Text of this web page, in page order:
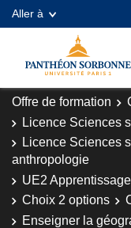
Aller à
Offre de formation
Licence Sciences
Licence Sciences
anthropologie
UE2
Choix 2 options
Enseigner la